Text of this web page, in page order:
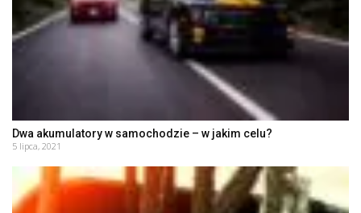
Dwa akumulatory w samochodzie – w jakim celu?
5 lipca, 2021